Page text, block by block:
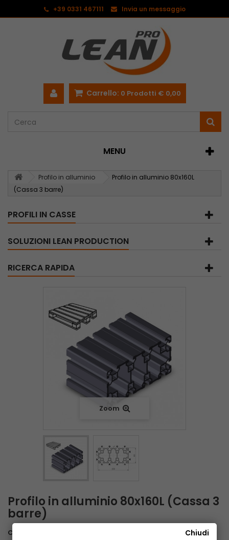
Chiudi
+39 0331 467111 Invia un messaggio
Carrello: 0 Prodotti € 0,00
MENU
Profilo in alluminio
Profilo in alluminio 80x160L
(Cassa 3 barre)
PROFILI IN CASSE
SOLUZIONI LEAN PRODUCTION
RICERCA RAPIDA
Zoom
Profilo in alluminio 80x160L (Cassa 3
barre)
Codice